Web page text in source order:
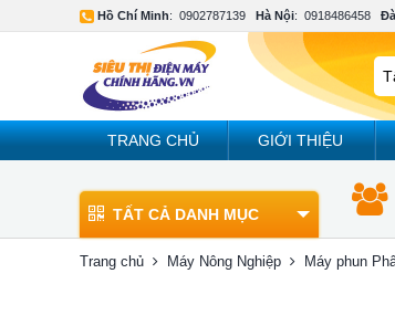
Hồ Chí Minh: 0902787139 Hà Nội: 0918486458
TRANG CHỦ GIỚI THIỆU
TẤT CẢ DANH MỤC
Trang chủ Máy Nông Nghiệp Máy phun